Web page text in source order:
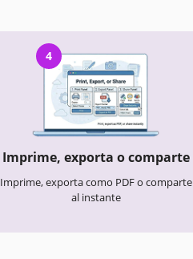
4
Imprime, exporta o comparte
Imprime, exporta como PDF o comparte
al instante